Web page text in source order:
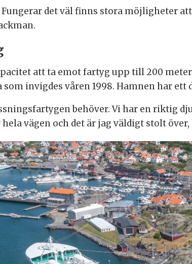
det väl finns stora möjligheter
att ta emot fartyg upp till 200
invigdes våren 1998. Hamnen har ett
behöver. Vi har en riktig
vägen och det är jag väldigt stolt över,